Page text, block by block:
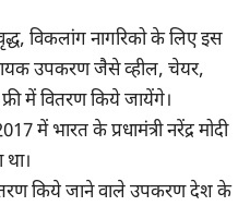
विकलांग नागरिको के लिए इस
उपकरण जैसे व्हील, चेयर,
में वितरण किये जायेंगे।
में भारत के प्रधामंत्री नरेंद्र मोदी
किये जाने वाले उपकरण देश के